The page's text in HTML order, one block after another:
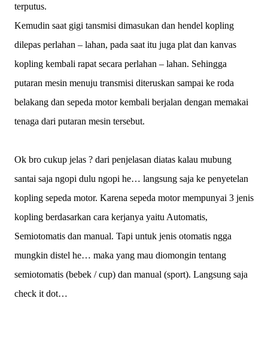
terputus.
Kemudin saat gigi tansmisi dimasukan dan hendel kopling
dilepas perlahan – lahan, pada saat itu juga plat dan kanvas
kopling kembali rapat secara perlahan – lahan. Sehingga
putaran mesin menuju transmisi diteruskan sampai ke roda
belakang dan sepeda motor kembali berjalan dengan memakai
tenaga dari putaran mesin tersebut.
Ok bro cukup jelas ? dari penjelasan diatas kalau mubung
santai saja ngopi dulu ngopi he… langsung saja ke penyetelan
kopling sepeda motor. Karena sepeda motor mempunyai 3 jenis
kopling berdasarkan cara kerjanya yaitu Automatis,
Semiotomatis dan manual. Tapi untuk jenis otomatis ngga
mungkin distel he… maka yang mau diomongin tentang
semiotomatis (bebek / cup) dan manual (sport). Langsung saja
check it dot…